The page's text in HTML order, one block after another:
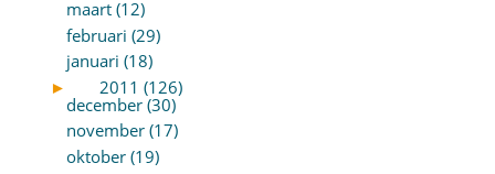
maart (12)
februari (29)
januari (18)
►
2011 (126)
december (30)
november (17)
oktober (19)